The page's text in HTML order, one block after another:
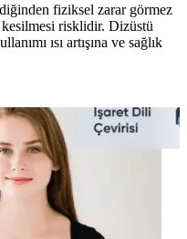
fiziksel zarar görmez
kesilmesi risklidir. Dizüstü
ısı artışına ve sağlık